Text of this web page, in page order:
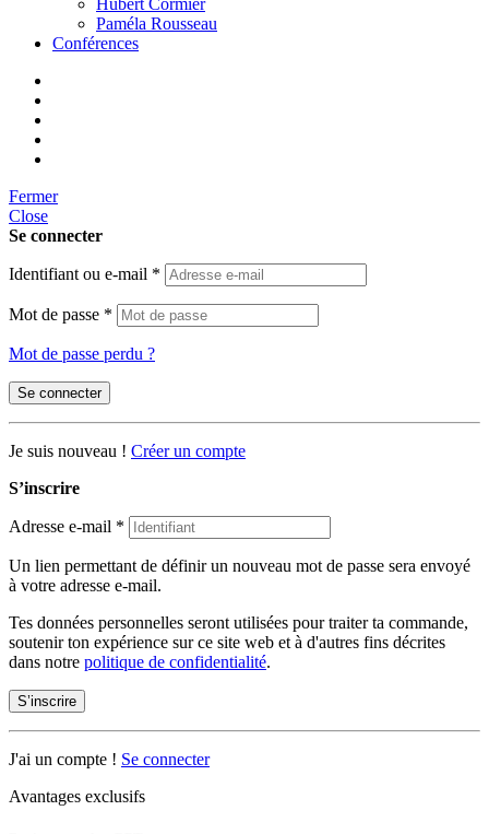
Hubert Cormier
Paméla Rousseau
Conférences
Fermer
Close
Se connecter
Identifiant ou e-mail *
Mot de passe *
Mot de passe perdu ?
Se connecter
Je suis nouveau ! Créer un compte
S’inscrire
Adresse e-mail *
Un lien permettant de définir un nouveau mot de passe sera envoyé
à votre adresse e-mail.
Tes données personnelles seront utilisées pour traiter ta commande,
soutenir ton expérience sur ce site web et à d'autres fins décrites
dans notre politique de confidentialité.
S’inscrire
J'ai un compte ! Se connecter
Avantages exclusifs